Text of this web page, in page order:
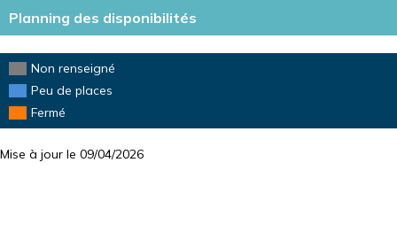
Planning des disponibilités
Non renseigné
Peu de places
Fermé
Mise à jour le 09/04/2026